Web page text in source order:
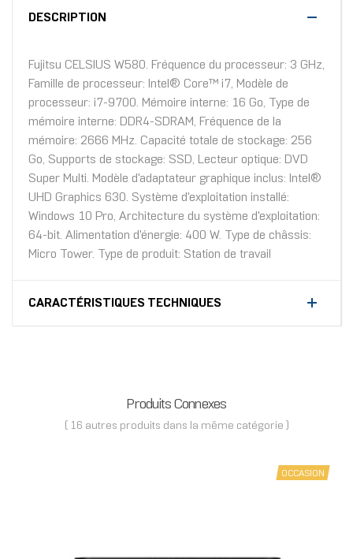
DESCRIPTION
Fujitsu CELSIUS W580. Fréquence du processeur: 3 GHz,
Famille de processeur: Intel® Core™ i7, Modèle de
processeur: i7-9700. Mémoire interne: 16 Go, Type de
mémoire interne: DDR4-SDRAM, Fréquence de la
mémoire: 2666 MHz. Capacité totale de stockage: 256
Go, Supports de stockage: SSD, Lecteur optique: DVD
Super Multi. Modèle d'adaptateur graphique inclus: Intel®
UHD Graphics 630. Système d'exploitation installé:
Windows 10 Pro, Architecture du système d'exploitation:
64-bit. Alimentation d'énergie: 400 W. Type de châssis:
Micro Tower. Type de produit: Station de travail
CARACTÉRISTIQUES TECHNIQUES
Produits Connexes
( 16 autres produits dans la même catégorie )
OCCASION